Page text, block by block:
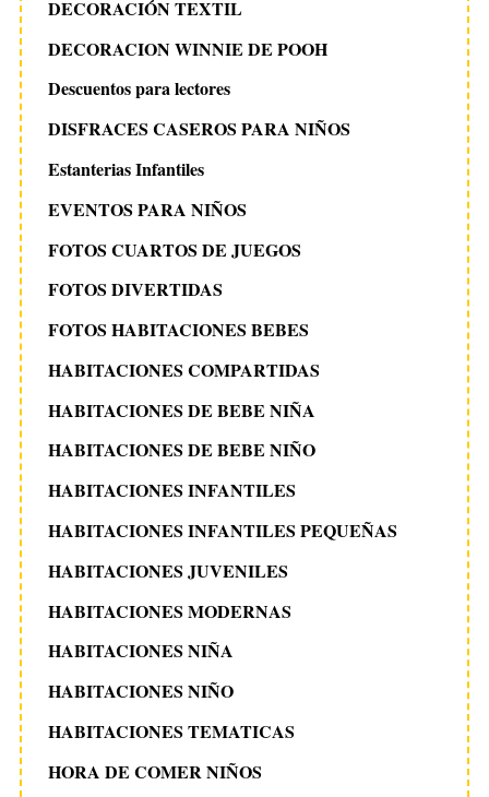
DECORACIÓN TEXTIL
DECORACION WINNIE DE POOH
Descuentos para lectores
DISFRACES CASEROS PARA NIÑOS
Estanterias Infantiles
EVENTOS PARA NIÑOS
FOTOS CUARTOS DE JUEGOS
FOTOS DIVERTIDAS
FOTOS HABITACIONES BEBES
HABITACIONES COMPARTIDAS
HABITACIONES DE BEBE NIÑA
HABITACIONES DE BEBE NIÑO
HABITACIONES INFANTILES
HABITACIONES INFANTILES PEQUEÑAS
HABITACIONES JUVENILES
HABITACIONES MODERNAS
HABITACIONES NIÑA
HABITACIONES NIÑO
HABITACIONES TEMATICAS
HORA DE COMER NIÑOS